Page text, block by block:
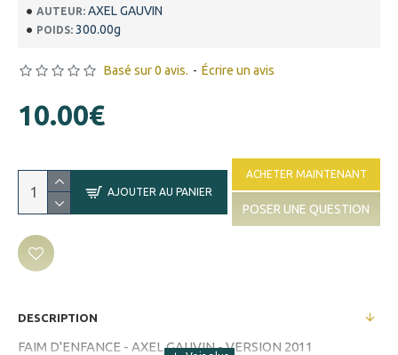
AUTEUR: AXEL GAUVIN
POIDS: 300.00g
Basé sur 0 avis. - Écrire un avis
10.00€
AJOUTER AU PANIER
ACHETER MAINTENANT
POSER UNE QUESTION
DESCRIPTION
FAIM D'ENFANCE - AXEL GAUVIN - VERSION 2011